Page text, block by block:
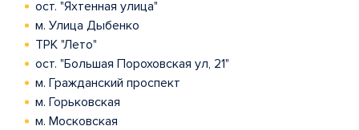
ост. "Яхтенная улица"
м. Улица Дыбенко
ТРК "Лето"
ост. "Большая Пороховская ул, 21"
м. Гражданский проспект
м. Горьковская
м. Московская